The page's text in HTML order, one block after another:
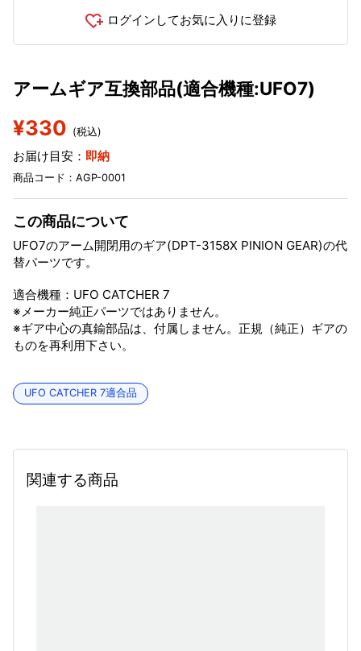
アームギア互換部品(適合機種:UFO7)
¥330 (税込)
お届け目安： 即納
商品コード：AGP-0001
この商品について
UFO7のアーム開閉用のギア(DPT-3158X PINION GEAR)の代
替パーツです。
適合機種：UFO CATCHER 7
※メーカー純正パーツではありません。
※ギア中心の真鍮部品は、付属しません。正規（純正）ギアの
ものを再利用下さい。
UFO CATCHER 7適合品
ログインしてお気に入りに登録
関連する商品